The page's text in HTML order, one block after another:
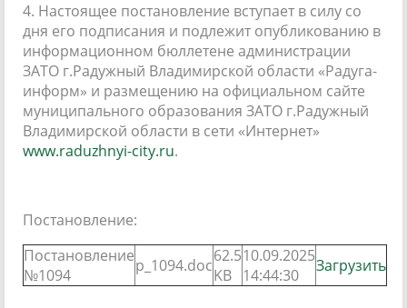
4. Настоящее постановление вступает в силу со
дня его подписания и подлежит опубликованию в
информационном бюллетене администрации
ЗАТО г.Радужный Владимирской области «Радуга-
информ» и размещению на официальном сайте
муниципального образования ЗАТО г.Радужный
Владимирской области в сети «Интернет»
www.raduzhnyi-city.ru.
Постановление:
Постановление
№1094
p_1094.doc62.5
KB
10.09.2025
14:44:30
Загрузить